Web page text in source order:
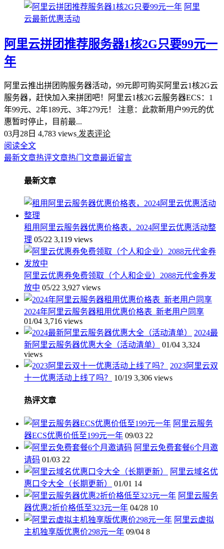
阿里
云最新优惠活动
阿里云拼团推荐服务器1核2G只要99元一
年
阿里云推出拼团购服务器活动，99元即可购买阿里云1核2G云
服务器，赶快加入来拼团吧！阿里云1核2G云服务器ECS：1
年99元、2年189元、3年279元！ 注意：此款新用户99元的优
惠暂时停止，目前最...
03月28日 4,783 views 发表评论
阅读全文
最新文章热评文章热门文章最近留言
最新文章
租用阿里云服务器优惠价格表，2024阿里云优惠活动整
理 05/22 3,119 views
阿里云优惠券免费领取（个人和企业）2088元代金券发
放中 05/22 3,927 views
2024年阿里云服务器租用优惠价格表_新老用户同享
01/04 3,716 views
2024最
新阿里云服务器优惠大全（活动清单）
01/04 3,324
views
2023阿里云双
十一优惠活动上线了吗？
10/19 3,306 views
热评文章
阿里云服务
器ECS优惠价低至199元一年 09/03 22
阿里云免费套餐6个月邀
请码 01/03 22
阿里云域名优
惠口令大全（长期更新）
01/01 14
阿里云服务
器优惠2折价格低至323元一年 04/28 10
阿里云虚拟
主机独享版优惠价298元一年 09/04 8